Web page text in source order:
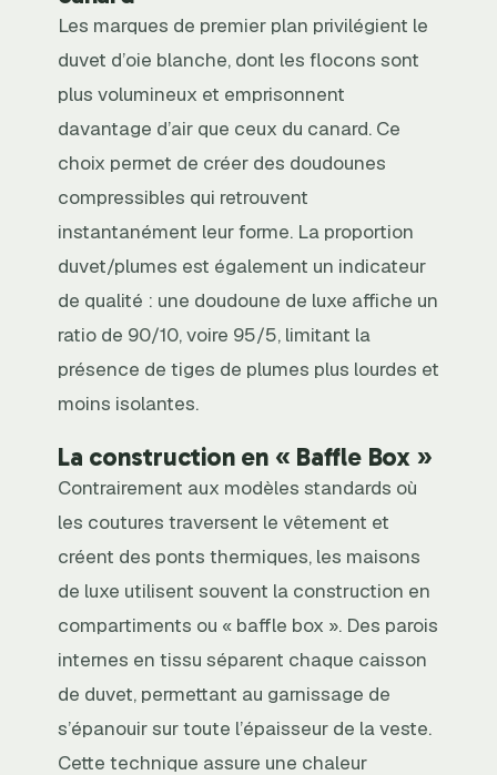
Les marques de premier plan privilégient le
duvet d’oie blanche, dont les flocons sont
plus volumineux et emprisonnent
davantage d’air que ceux du canard. Ce
choix permet de créer des doudounes
compressibles qui retrouvent
instantanément leur forme. La proportion
duvet/plumes est également un indicateur
de qualité : une doudoune de luxe affiche un
ratio de 90/10, voire 95/5, limitant la
présence de tiges de plumes plus lourdes et
moins isolantes.
La construction en « Baffle Box »
Contrairement aux modèles standards où
les coutures traversent le vêtement et
créent des ponts thermiques, les maisons
de luxe utilisent souvent la construction en
compartiments ou « baffle box ». Des parois
internes en tissu séparent chaque caisson
de duvet, permettant au garnissage de
s’épanouir sur toute l’épaisseur de la veste.
Cette technique assure une chaleur